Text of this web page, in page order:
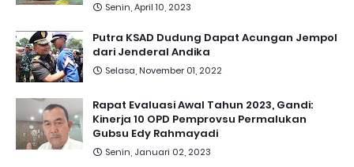
Senin, April 10, 2023
Putra KSAD Dudung Dapat Acungan Jempol
dari Jenderal Andika
Selasa, November 01, 2022
Rapat Evaluasi Awal Tahun 2023, Gandi:
Kinerja 10 OPD Pemprovsu Permalukan
Gubsu Edy Rahmayadi
Senin, Januari 02, 2023